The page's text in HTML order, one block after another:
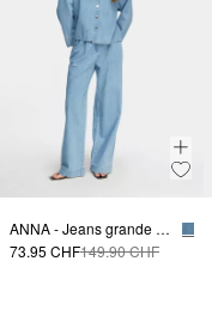
ANNA - Jeans grande largeur en lyocell
73.95 CHF149.90 CHF